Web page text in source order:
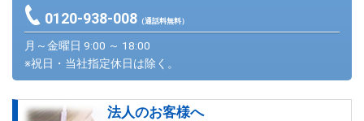
0120-938-008（通話料無料）
月～金曜日 9:00 ～ 18:00
※祝日・当社指定休日は除く。
法人のお客様へ